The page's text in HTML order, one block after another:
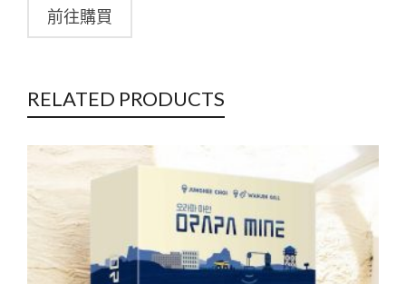
前往購買
RELATED PRODUCTS